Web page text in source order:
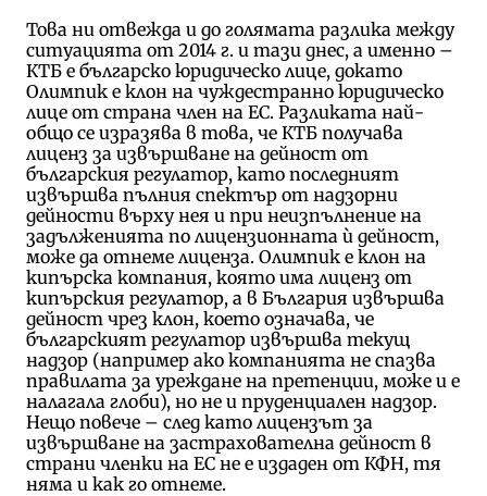
Това ни отвежда и до голямата разлика между
ситуацията от 2014 г. и тази днес, а именно –
КТБ е българско юридическо лице, докато
Олимпик е клон на чуждестранно юридическо
лице от страна член на ЕС. Разликата най-
общо се изразява в това, че КТБ получава
лиценз за извършване на дейност от
българския регулатор, като последният
извършва пълния спектър от надзорни
дейности върху нея и при неизпълнение на
задълженията по лицензионната ѝ дейност,
може да отнеме лиценза. Олимпик е клон на
кипърска компания, която има лиценз от
кипърския регулатор, а в България извършва
дейност чрез клон, което означава, че
българският регулатор извършва текущ
надзор (например ако компанията не спазва
правилата за уреждане на претенции, може и е
налагала глоби), но не и пруденциален надзор.
Нещо повече – след като лицензът за
извършване на застрахователна дейност в
страни членки на ЕС не е издаден от КФН, тя
няма и как го отнеме.